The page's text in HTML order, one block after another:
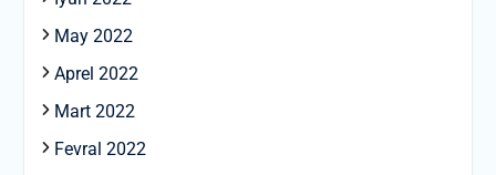
May 2022
Aprel 2022
Mart 2022
Fevral 2022